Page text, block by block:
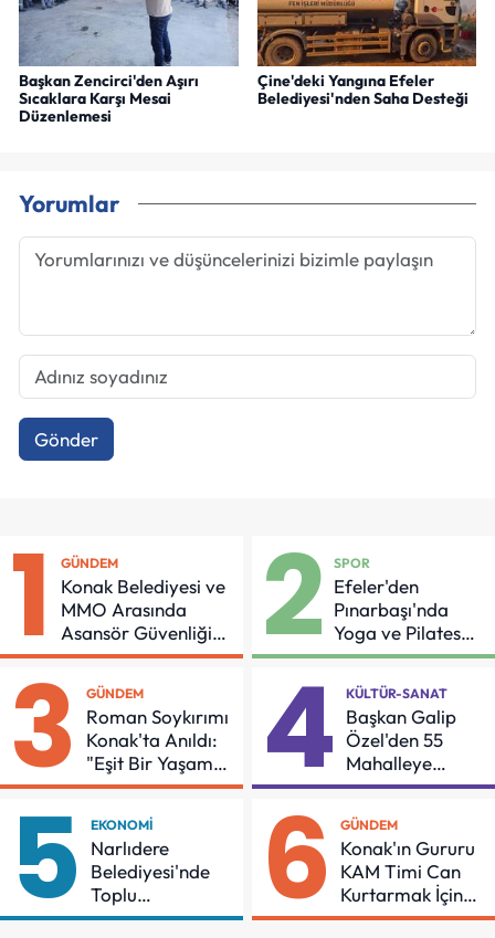
Başkan Zencirci'den Aşırı
Sıcaklara Karşı Mesai
Düzenlemesi
Çine'deki Yangına Efeler
Belediyesi'nden Saha Desteği
Yorumlar
Gönder
1 GÜNDEM
Konak Belediyesi ve
MMO Arasında
Asansör Güvenliği
İçin Önemli Protokol
2 SPOR
Efeler'den
Pınarbaşı'nda
Yoga ve Pilates
Buluşması
3 GÜNDEM
Roman Soykırımı
Konak'ta Anıldı:
"Eşit Bir Yaşam
İçin Mücadeleyi
4 KÜLTÜR-SANAT
Başkan Galip
Özel'den 55
Mahalleye
Çocuk Şenliği
5 EKONOMI
Narlıdere
Belediyesi'nde
Toplu
Sözleşmeye
6 GÜNDEM
Konak'ın Gururu
KAM Timi Can
Kurtarmak İçin
Demir Aldı